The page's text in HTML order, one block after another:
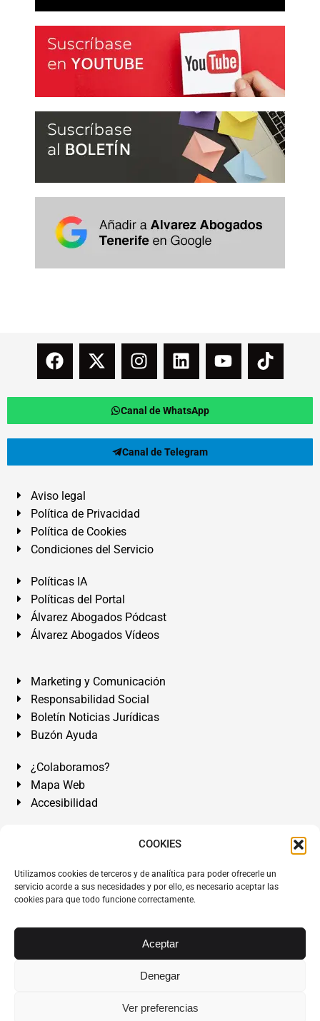
COOKIES
Utilizamos cookies de terceros y de analítica para poder ofrecerle un
servicio acorde a sus necesidades y por ello, es necesario aceptar las
cookies para que todo funcione correctamente.
Aceptar
Denegar
Ver preferencias
Canal de WhatsApp
Canal de Telegram
Aviso legal
Política de Privacidad
Política de Cookies
Condiciones del Servicio
Políticas IA
Políticas del Portal
Álvarez Abogados Pódcast
Álvarez Abogados Vídeos
Marketing y Comunicación
Responsabilidad Social
Boletín Noticias Jurídicas
Buzón Ayuda
¿Colaboramos?
Mapa Web
Accesibilidad
Álvarez Abogados Tenerife:Calle Teobaldo Power Nº 7,
de Tenerife. Islas Canarias.
Somos Abogados especialistas del Derecho desde 1954.
Tenerife Sur .Mejores Abogados Tenerife
Abogados colegiados y ejercientes del ICATF.
Todos los derechos reservados.